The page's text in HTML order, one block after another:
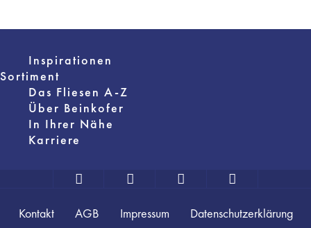
Inspirationen
Sortiment
Das Fliesen A-Z
Über Beinkofer
In Ihrer Nähe
Karriere
Kontakt AGB Impressum
Datenschutzerklärung